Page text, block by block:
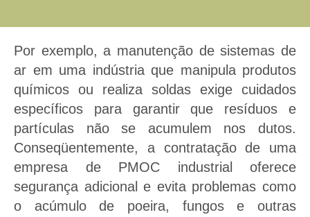
Por exemplo, a manutenção de sistemas de
ar em uma indústria que manipula produtos
químicos ou realiza soldas exige cuidados
específicos para garantir que resíduos e
partículas não se acumulem nos dutos.
Conseqüentemente, a contratação de uma
empresa de PMOC industrial oferece
segurança adicional e evita problemas como
o acúmulo de poeira, fungos e outras